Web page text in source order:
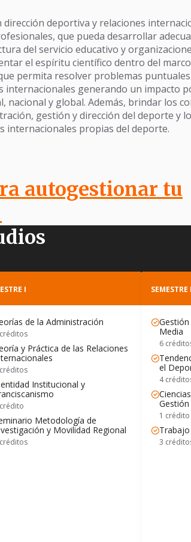
deportiva y relaciones
que pueda desarrollar
del servicio educativo y
el espíritu científico dentro del
permita resolver problemas puntuales
internacionales generando un impacto
nacional y global. Además, brindar los
gestión y dirección del deporte y
internacionales propias del deporte.
autogestionar tu
I
de la Administración
y Práctica de las Relaciones
Institucional y
Metodología de
y Movilidad Regional
SEMESTRE
Media
6
el
4
1 crédito
3